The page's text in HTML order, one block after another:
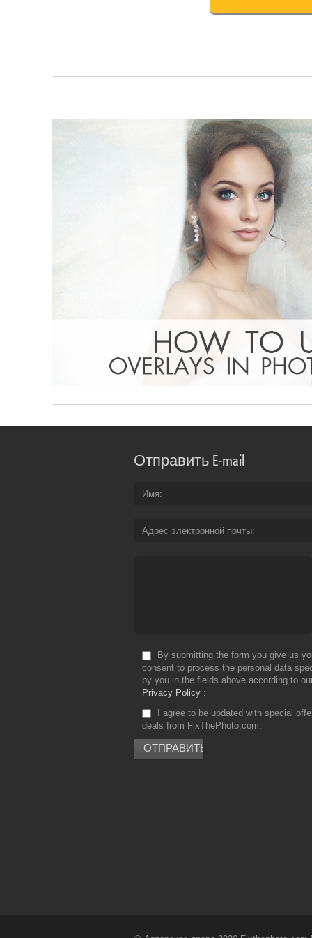
Отправить E-mail
Имя
Адрес электронной почты
By submitting the form you give us
consent to process the personal data
by you in the fields above according to
Privacy Policy
I agree to be updated with special
deals from FixThePhoto.com